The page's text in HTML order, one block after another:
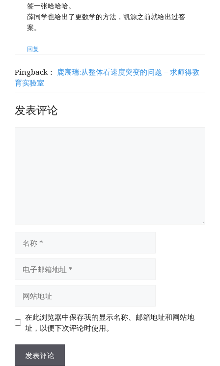
签一张哈哈哈。
薛同学也给出了更数学的方法，凯源之前就给出过答
案。
回复
Pingback： 鹿宸瑞:从整体看速度突变的问题 – 求师得教
育实验室
发表评论
址
址
在此浏览器中保存我的显示名称、邮箱地址和网站地
址，以便下次评论时使用。